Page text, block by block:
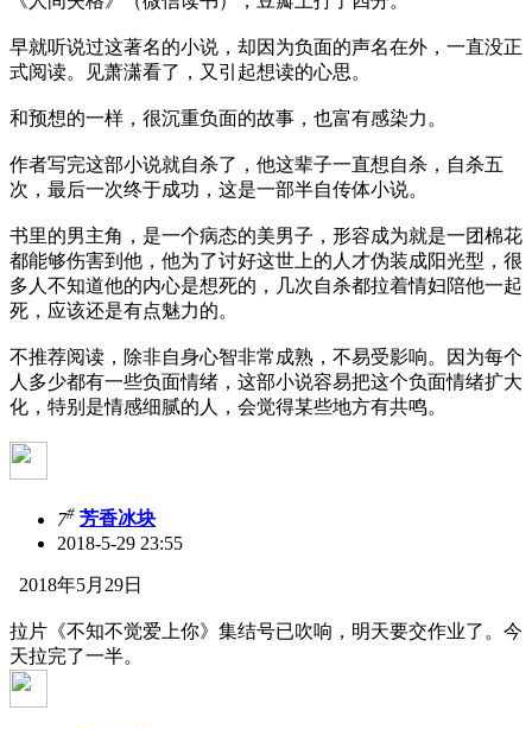
早就听说过这著名的小说，却因为负面的声名在外，一直没正
式阅读。见萧潇看了，又引起想读的心思。
和预想的一样，很沉重负面的故事，也富有感染力。
作者写完这部小说就自杀了，他这辈子一直想自杀，自杀五
次，最后一次终于成功，这是一部半自传体小说。
书里的男主角，是一个病态的美男子，形容成为就是一团棉花
都能够伤害到他，他为了讨好这世上的人才伪装成阳光型，很
多人不知道他的内心是想死的，几次自杀都拉着情妇陪他一起
死，应该还是有点魅力的。
不推荐阅读，除非自身心智非常成熟，不易受影响。因为每个
人多少都有一些负面情绪，这部小说容易把这个负面情绪扩大
化，特别是情感细腻的人，会觉得某些地方有共鸣。
7# 芳香冰块
2018-5-29 23:55
2018年5月29日
拉片《不知不觉爱上你》集结号已吹响，明天要交作业了。今
天拉完了一半。